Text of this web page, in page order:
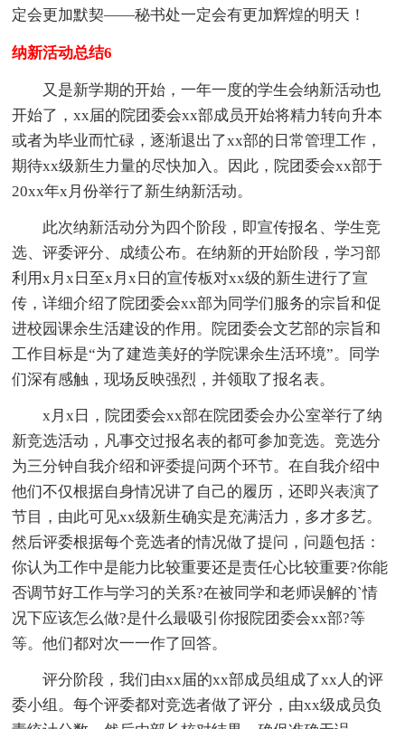
定会更加默契——秘书处一定会有更加辉煌的明天！
纳新活动总结6
又是新学期的开始，一年一度的学生会纳新活动也
开始了，xx届的院团委会xx部成员开始将精力转向升本
或者为毕业而忙碌，逐渐退出了xx部的日常管理工作，
期待xx级新生力量的尽快加入。因此，院团委会xx部于
20xx年x月份举行了新生纳新活动。
此次纳新活动分为四个阶段，即宣传报名、学生竞
选、评委评分、成绩公布。在纳新的开始阶段，学习部
利用x月x日至x月x日的宣传板对xx级的新生进行了宣
传，详细介绍了院团委会xx部为同学们服务的宗旨和促
进校园课余生活建设的作用。院团委会文艺部的宗旨和
工作目标是“为了建造美好的学院课余生活环境”。同学
们深有感触，现场反映强烈，并领取了报名表。
x月x日，院团委会xx部在院团委会办公室举行了纳
新竞选活动，凡事交过报名表的都可参加竞选。竞选分
为三分钟自我介绍和评委提问两个环节。在自我介绍中
他们不仅根据自身情况讲了自己的履历，还即兴表演了
节目，由此可见xx级新生确实是充满活力，多才多艺。
然后评委根据每个竞选者的情况做了提问，问题包括：
你认为工作中是能力比较重要还是责任心比较重要?你能
否调节好工作与学习的关系?在被同学和老师误解的`情
况下应该怎么做?是什么最吸引你报院团委会xx部?等
等。他们都对次一一作了回答。
评分阶段，我们由xx届的xx部成员组成了xx人的评
委小组。每个评委都对竞选者做了评分，由xx级成员负